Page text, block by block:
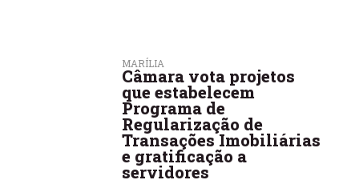
MARÍLIA
Câmara vota projetos
que estabelecem
Programa de
Regularização de
Transações Imobiliárias
e gratificação a
servidores